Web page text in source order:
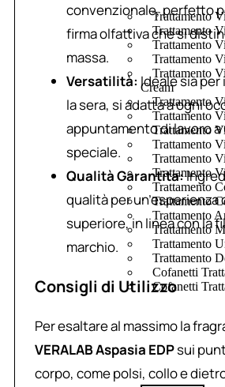
Trattamento
Trattamento
Trattamento
Trattamento
Trattamento
Cream
Trattamento
Trattamento
Trattamento
Trattamento
Trattamento
Trattamento
Trattamento
Trattamento
Trattamento
Trattamento
Trattamento
Trattamento
Cofanetti
Cofanetti
convenzionale, perfetto
firma olfattiva che si
massa.
Versatilità: Ideale sia
la sera, si adatta a ogni
appuntamento di lavoro
speciale.
Qualità Garantita:
qualità per un’esperienza
superiore, in linea con la
marchio.
Consigli di Utilizzo
Per esaltare al massimo la
VERALAB Aspasia EDPsui
corpo, come polsi, collo e